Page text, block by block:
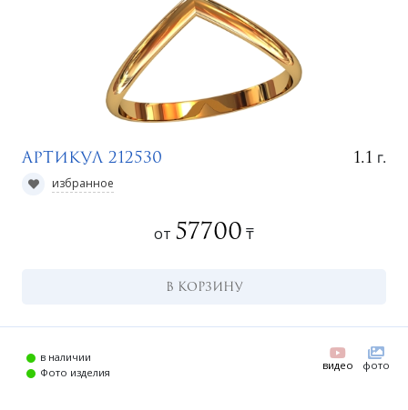
Артикул 212530 1.1 г.
избранное
от 57700 ₸
В КОРЗИНУ
в наличии
Фото изделия
видео фото